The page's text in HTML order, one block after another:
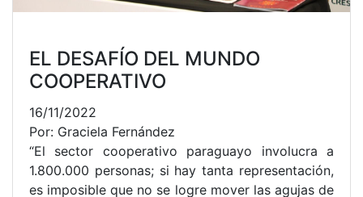
EL DESAFÍO DEL MUNDO
COOPERATIVO
16/11/2022
Por: Graciela Fernández
“El sector cooperativo paraguayo involucra a
1.800.000 personas; si hay tanta representación,
es imposible que no se logre mover las agujas de